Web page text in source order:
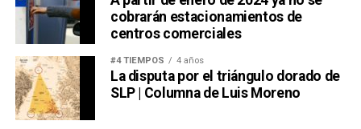
cobrarán estacionamientos de
centros comerciales
#4 TIEMPOS 4 años
La disputa por el triángulo dorado de
SLP | Columna de Luis Moreno